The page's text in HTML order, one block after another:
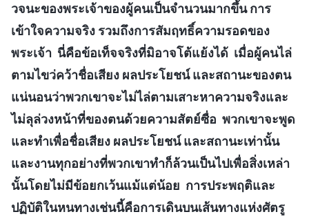
วจนะของพระเจ้าของผู้คนเป็นจำนวนมากขึ้น การ
เข้าใจความจริง รวมถึงการสัมฤทธิ์ความรอดของ
พระเจ้า นี่คือข้อเท็จจริงที่มิอาจโต้แย้งได้ เมื่อผู้คนไล่
ตามไขว่คว้าชื่อเสียง ผลประโยชน์ และสถานะของตน
แน่นอนว่าพวกเขาจะไม่ไล่ตามเสาะหาความจริงและ
ไม่ลุล่วงหน้าที่ของตนด้วยความสัตย์ซื่อ พวกเขาจะพูด
และทำเพื่อชื่อเสียง ผลประโยชน์ และสถานะเท่านั้น
และงานทุกอย่างที่พวกเขาทำก็ล้วนเป็นไปเพื่อสิ่งเหล่า
นั้นโดยไม่มีข้อยกเว้นแม้แต่น้อย การประพฤติและ
ปฏิบัติในหนทางเช่นนี้คือการเดินบนเส้นทางแห่งศัตรู